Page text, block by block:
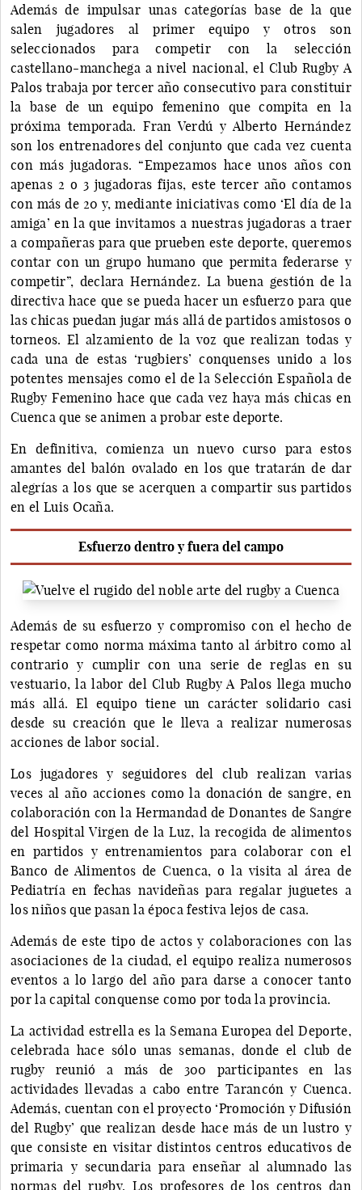
Además de impulsar unas categorías base de la que
salen jugadores al primer equipo y otros son
seleccionados para competir con la selección
castellano-manchega a nivel nacional, el Club Rugby A
Palos trabaja por tercer año consecutivo para constituir
la base de un equipo femenino que compita en la
próxima temporada. Fran Verdú y Alberto Hernández
son los entrenadores del conjunto que cada vez cuenta
con más jugadoras. “Empezamos hace unos años con
apenas 2 o 3 jugadoras fijas, este tercer año contamos
con más de 20 y, mediante iniciativas como ‘El día de la
amiga’ en la que invitamos a nuestras jugadoras a traer
a compañeras para que prueben este deporte, queremos
contar con un grupo humano que permita federarse y
competir”, declara Hernández. La buena gestión de la
directiva hace que se pueda hacer un esfuerzo para que
las chicas puedan jugar más allá de partidos amistosos o
torneos. El alzamiento de la voz que realizan todas y
cada una de estas ‘rugbiers’ conquenses unido a los
potentes mensajes como el de la Selección Española de
Rugby Femenino hace que cada vez haya más chicas en
Cuenca que se animen a probar este deporte.
En definitiva, comienza un nuevo curso para estos
amantes del balón ovalado en los que tratarán de dar
alegrías a los que se acerquen a compartir sus partidos
en el Luis Ocaña.
Esfuerzo dentro y fuera del campo
Además de su esfuerzo y compromiso con el hecho de
respetar como norma máxima tanto al árbitro como al
contrario y cumplir con una serie de reglas en su
vestuario, la labor del Club Rugby A Palos llega mucho
más allá. El equipo tiene un carácter solidario casi
desde su creación que le lleva a realizar numerosas
acciones de labor social.
Los jugadores y seguidores del club realizan varias
veces al año acciones como la donación de sangre, en
colaboración con la Hermandad de Donantes de Sangre
del Hospital Virgen de la Luz, la recogida de alimentos
en partidos y entrenamientos para colaborar con el
Banco de Alimentos de Cuenca, o la visita al área de
Pediatría en fechas navideñas para regalar juguetes a
los niños que pasan la época festiva lejos de casa.
Además de este tipo de actos y colaboraciones con las
asociaciones de la ciudad, el equipo realiza numerosos
eventos a lo largo del año para darse a conocer tanto
por la capital conquense como por toda la provincia.
La actividad estrella es la Semana Europea del Deporte,
celebrada hace sólo unas semanas, donde el club de
rugby reunió a más de 300 participantes en las
actividades llevadas a cabo entre Tarancón y Cuenca.
Además, cuentan con el proyecto ‘Promoción y Difusión
del Rugby’ que realizan desde hace más de un lustro y
que consiste en visitar distintos centros educativos de
primaria y secundaria para enseñar al alumnado las
normas del rugby. Los profesores de los centros dan